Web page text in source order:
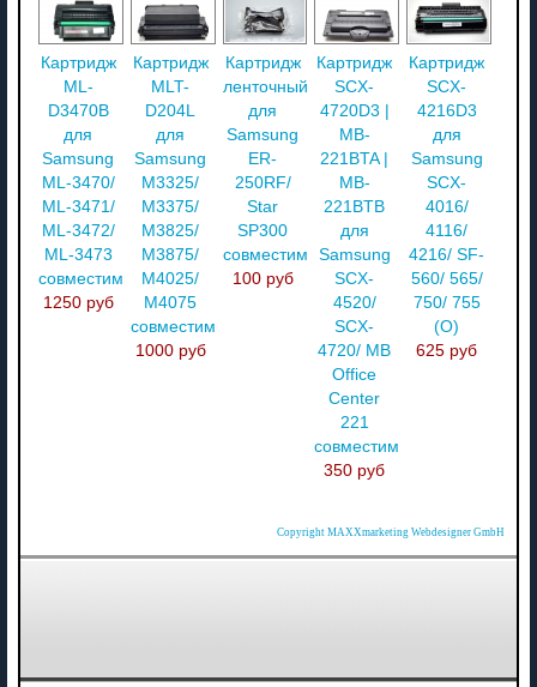
Картридж
ML-
D3470B
для
Samsung
ML-3470/
ML-3471/
ML-3472/
ML-3473
совместимый
1250 руб
Картридж
MLT-
D204L
для
Samsung
M3325/
M3375/
M3825/
M3875/
M4025/
M4075
совместимый
1000 руб
Картридж
ленточный
для
Samsung
ER-
250RF/
Star
SP300
совместимый
100 руб
Картридж
SCX-
4720D3 |
MB-
221BTA |
MB-
221BTB
для
Samsung
SCX-
4520/
SCX-
4720/ MB
Office
Center
221
совместимый
350 руб
Картридж
SCX-
4216D3
для
Samsung
SCX-
4016/
4116/
4216/ SF-
560/ 565/
750/ 755
(О)
625 руб
Copyright MAXXmarketing Webdesigner GmbH